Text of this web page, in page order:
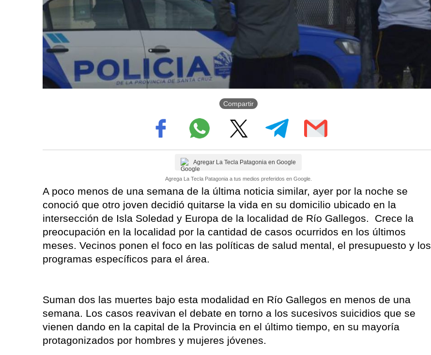
Compartir
Agregar La Tecla Patagonia en Google
Agrega La Tecla Patagonia a tus medios preferidos en Google.
A poco menos de una semana de la última noticia similar, ayer por la noche se
conoció que otro joven decidió quitarse la vida en su domicilio ubicado en la
intersección de Isla Soledad y Europa de la localidad de Río Gallegos. Crece la
preocupación en la localidad por la cantidad de casos ocurridos en los últimos
meses. Vecinos ponen el foco en las políticas de salud mental, el presupuesto y los
programas específicos para el área.
Suman dos las muertes bajo esta modalidad en Río Gallegos en menos de una
semana. Los casos reavivan el debate en torno a los sucesivos suicidios que se
vienen dando en la capital de la Provincia en el último tiempo, en su mayoría
protagonizados por hombres y mujeres jóvenes.